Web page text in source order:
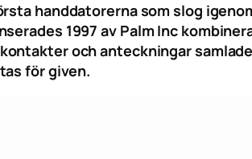
handdatorerna som slog
1997 av Palm Inc
och anteckningar
för given.